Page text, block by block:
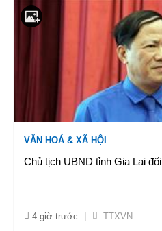
VĂN HOÁ & XÃ HỘI
Chủ tịch UBND tỉnh Gia Lai
4 giờ trước TTXVN